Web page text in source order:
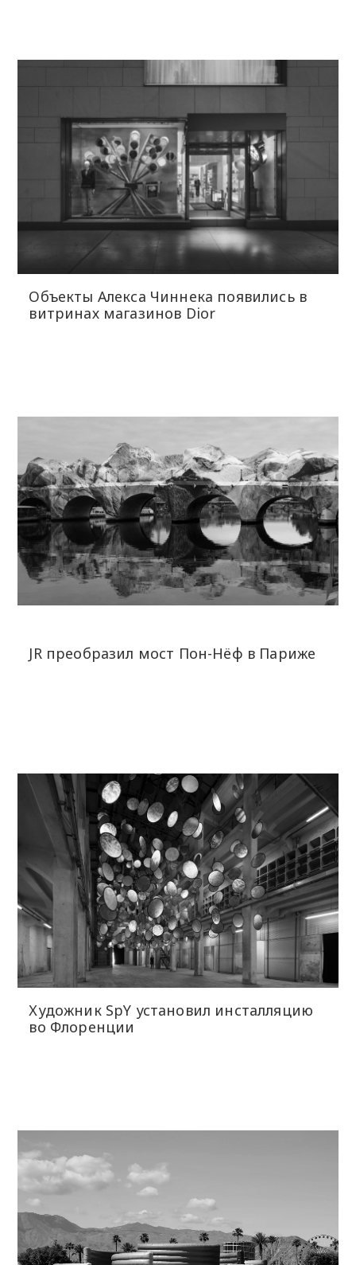
Объекты Алекса Чиннека появились в
витринах магазинов Dior
JR преобразил мост Пон-Нёф в Париже
Художник SpY установил инсталляцию
во Флоренции